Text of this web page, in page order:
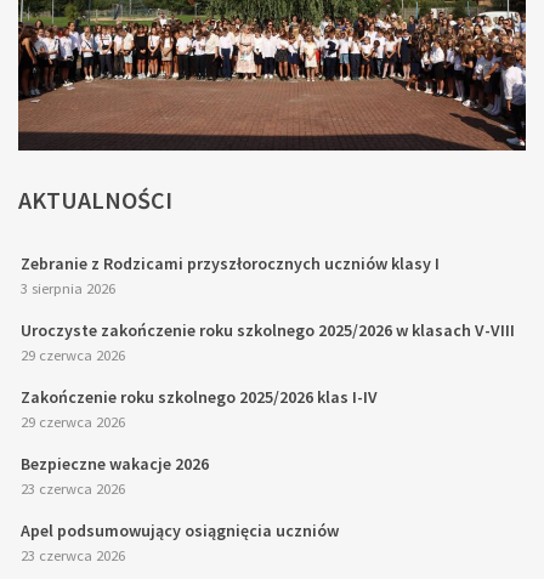
AKTUALNOŚCI
Zebranie z Rodzicami przyszłorocznych uczniów klasy I
3 sierpnia 2026
Uroczyste zakończenie roku szkolnego 2025/2026 w klasach V-VIII
29 czerwca 2026
Zakończenie roku szkolnego 2025/2026 klas I-IV
29 czerwca 2026
Bezpieczne wakacje 2026
23 czerwca 2026
Apel podsumowujący osiągnięcia uczniów
23 czerwca 2026